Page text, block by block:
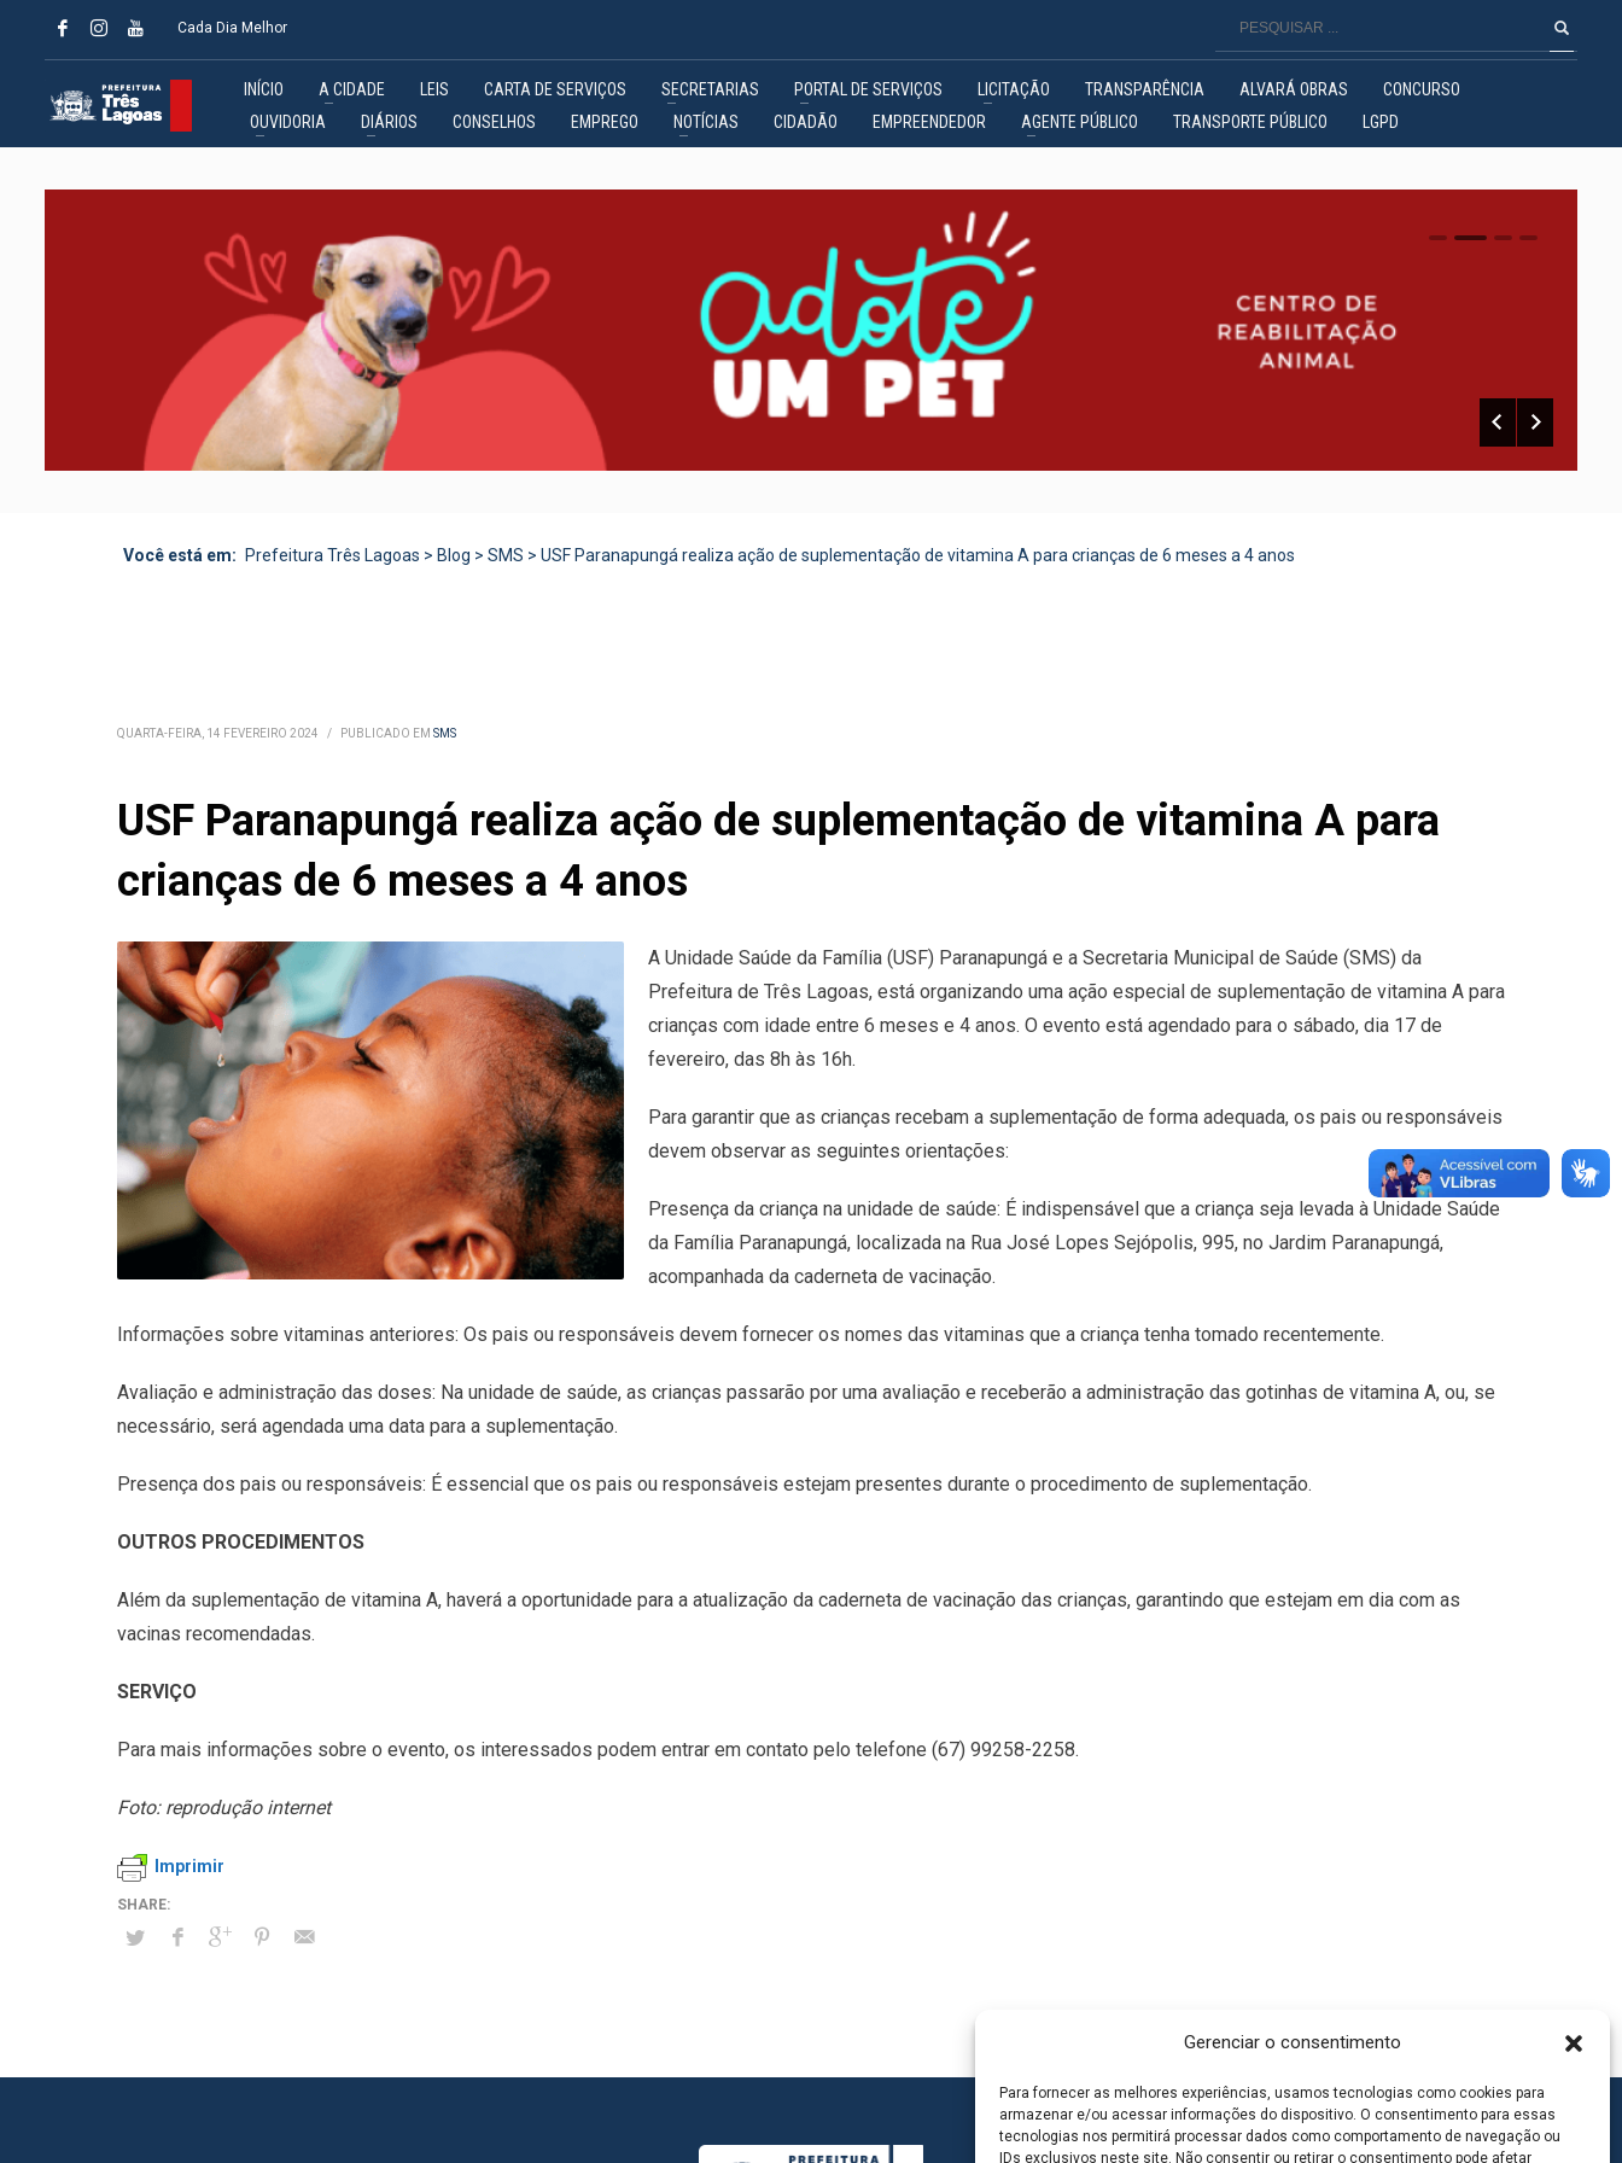
Gerenciar o consentimento
Para fornecer as melhores experiências, usamos tecnologias como cookies para
armazenar e/ou acessar informações do dispositivo. O consentimento para essas
tecnologias nos permitirá processar dados como comportamento de navegação ou
IDs exclusivos neste site. Não consentir ou retirar o consentimento pode afetar
Cada Dia Melhor
INÍCIO A CIDADE LEIS CARTA DE SERVIÇOS SECRETARIAS PORTAL DE SERVIÇOS LICITAÇÃO TRANSPARÊNCIA ALVARÁ OBRAS
CONCURSO
OUVIDORIA
DIÁRIOS CONSELHOS EMPREGO NOTÍCIAS CIDADÃO EMPREENDEDOR AGENTE PÚBLICO TRANSPORTE PÚBLICO LGPD
0 1 2
Você está em: Prefeitura Três Lagoas > Blog > SMS > USF Paranapungá realiza ação de suplementação de vitamina A para crianças de 6 meses a 4 anos
QUARTA-FEIRA, 14 FEVEREIRO 2024 / PUBLICADO EM SMS
USF Paranapungá realiza ação de suplementação de vitamina A para
crianças de 6 meses a 4 anos
A Unidade Saúde da Família (USF) Paranapungá e a Secretaria Municipal de Saúde (SMS) da
Prefeitura de Três Lagoas, está organizando uma ação especial de suplementação de vitamina A para
crianças com idade entre 6 meses e 4 anos. O evento está agendado para o sábado, dia 17 de
fevereiro, das 8h às 16h.
Para garantir que as crianças recebam a suplementação de forma adequada, os pais ou responsáveis
devem observar as seguintes orientações:
Presença da criança na unidade de saúde: É indispensável que a criança seja levada à Unidade Saúde
da Família Paranapungá, localizada na Rua José Lopes Sejópolis, 995, no Jardim Paranapungá,
acompanhada da caderneta de vacinação.
Informações sobre vitaminas anteriores: Os pais ou responsáveis devem fornecer os nomes das vitaminas que a criança tenha tomado recentemente.
Avaliação e administração das doses: Na unidade de saúde, as crianças passarão por uma avaliação e receberão a administração das gotinhas de vitamina A, ou, se
necessário, será agendada uma data para a suplementação.
Presença dos pais ou responsáveis: É essencial que os pais ou responsáveis estejam presentes durante o procedimento de suplementação.
OUTROS PROCEDIMENTOS
Além da suplementação de vitamina A, haverá a oportunidade para a atualização da caderneta de vacinação das crianças, garantindo que estejam em dia com as
vacinas recomendadas.
SERVIÇO
Para mais informações sobre o evento, os interessados podem entrar em contato pelo telefone (67) 99258-2258.
Foto: reprodução internet
Imprimir